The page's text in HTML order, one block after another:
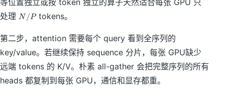
等位置独立或按 token 独立的算子天然适合每张 GPU 只
处理 N
P
N /P tokens。
第二步，attention 需要每个 query 看到全序列的
key/value。若继续保持 sequence 分片，每张 GPU缺少
远端 tokens 的 K/V。朴素 all-gather 会把完整序列的所有
heads 都复制到每张 GPU，通信和显存都重。